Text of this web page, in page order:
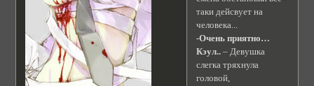
таки дейсвует на
человека...
-Очень приятно…
Кэул..– Девушка
слегка тряхнула
головой,